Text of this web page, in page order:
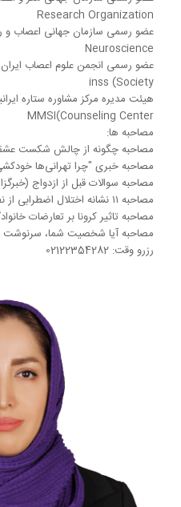
Research Organization
Neuroscience
Society) inss
Counseling Center)MMSI
مصاحبه ها:
مصاحبه چگونه از چالش شکست
مصاحبه خبری "چرا تهرانی‌ها
مصاحبه سوالات قبل از ازدواج
مصاحبه ۱۱ نشانه اختلال اضطرابی از نظر روانشناسی (سایت خبربان)
مصاحبه تاثیر کرونا بر تعارضات
مصاحبه آیا شخصیت شما، سرنوشت
رزرو وقت: 02122354282